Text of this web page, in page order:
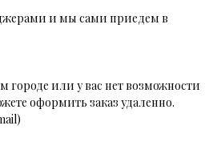
и мы сами приедем в
городе или у вас нет возможности
оформить заказ удаленно.